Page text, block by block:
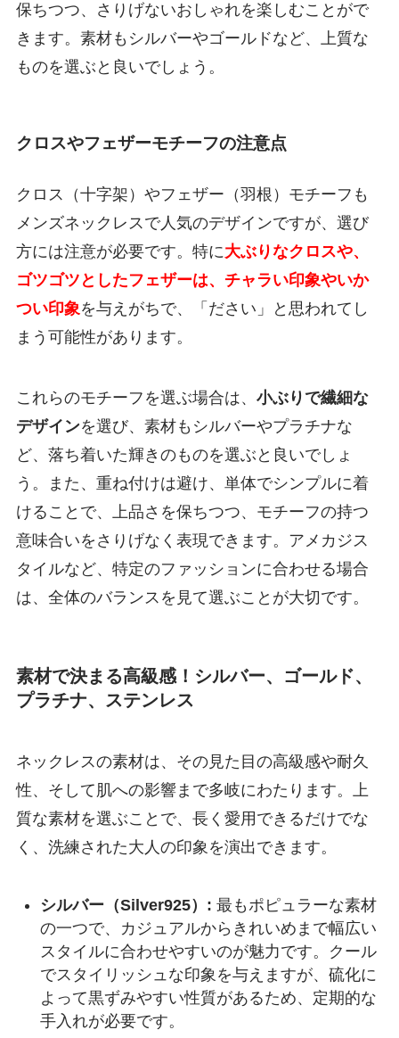
保ちつつ、さりげないおしゃれを楽しむことがで
きます。素材もシルバーやゴールドなど、上質な
ものを選ぶと良いでしょう。
クロスやフェザーモチーフの注意点
クロス（十字架）やフェザー（羽根）モチーフも
メンズネックレスで人気のデザインですが、選び
方には注意が必要です。特に大ぶりなクロスや、
ゴツゴツとしたフェザーは、チャラい印象やいか
つい印象 を与えがちで、「ださい」と思われてし
まう可能性があります。
これらのモチーフを選ぶ場合は、 小ぶりで繊細な
デザインを選び、素材もシルバーやプラチナな
ど、落ち着いた輝きのものを選ぶと良いでしょ
う。また、重ね付けは避け、単体でシンプルに着
けることで、上品さを保ちつつ、モチーフの持つ
意味合いをさりげなく表現できます。アメカジス
タイルなど、特定のファッションに合わせる場合
は、全体のバランスを見て選ぶことが大切です。
素材で決まる高級感！シルバー、ゴールド、
プラチナ、ステンレス
ネックレスの素材は、その見た目の高級感や耐久
性、そして肌への影響まで多岐にわたります。上
質な素材を選ぶことで、長く愛用できるだけでな
く、洗練された大人の印象を演出できます。
シルバー（Silver925）: 最もポピュラーな素材
の一つで、カジュアルからきれいめまで幅広い
スタイルに合わせやすいのが魅力です。クール
でスタイリッシュな印象を与えますが、硫化に
よって黒ずみやすい性質があるため、定期的な
手入れが必要です。